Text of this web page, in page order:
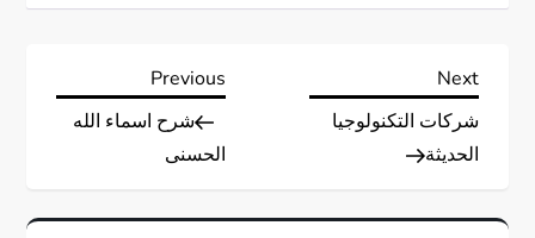
ت
ص
Previous
Post
Previous
شرح اسماء الله
الحسنى
Next
Post
Next
شركات التكنولوجيا
الحديثة